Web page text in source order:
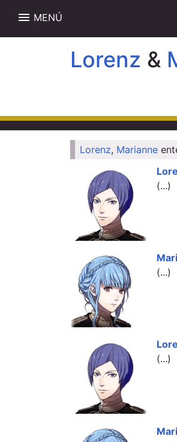
menu MENÚ
Lorenz &
Lorenz, Marianne
(...)
(...)
(...)